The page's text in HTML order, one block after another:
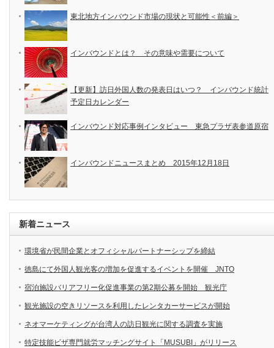
東北地方インバウンド市場の現状と可能性＜前編＞
インバウンドとは？ その意味や需要について
【更新】訪日外国人数の発表日はいつ？ インバウンド統計
予定日カレンダー
インバウンド対応事例インタビュー 東急プラザ表参道原宿
インバウンドニュースまとめ 2015年12月18日
新着ニュース
環境省が民間企業とオフィシャルパートナーシップを締結
徳島にて外国人観光客の増加を促進するイベントを開催 JNTO
宿泊施設バリアフリー化促進事業の第2期公募を開始 観光庁
観光施設の空きリソースを利用したレンタカーサービスが開始
ネオマーケティングが台湾人の訪日観光に関する調査を実施
特定技能ビザ専門就労マッチングサイト「MUSUBI」がリリース